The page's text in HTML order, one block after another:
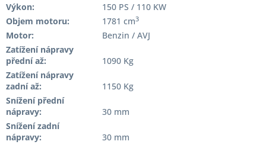
Výkon:
150 PS / 110 KW
Objem motoru:
1781 cm3
Motor:
Benzin / AVJ
Zatížení nápravy
přední až:
1090 Kg
Zatížení nápravy
zadní až:
1150 Kg
Snížení přední
nápravy:
30 mm
Snížení zadní
nápravy:
30 mm